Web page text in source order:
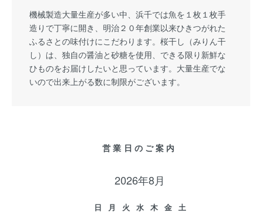
機械製造大量生産が多い中、浜千では魚を１枚１枚手
造りで丁寧に開き、明治２０年創業以来ひきつがれた
ふるさとの味付けにこだわります。桜干し（みりん干
し）は、独自の醤油と砂糖を使用、できる限り新鮮な
ひものをお届けしたいと思っています。大量生産でな
いので出来上がる数に制限がございます。
営業日のご案内
2026年8月
日 月 火 水 木 金
土